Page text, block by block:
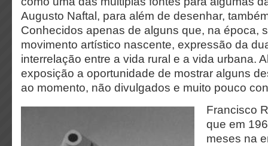
Augusto Naftal, para além de desenhar,
Conhecidos apenas de alguns que, na época,
movimento artístico nascente, expressão da
interrelação entre a vida rural e a vida urbana.
exposição a oportunidade de mostrar alguns
ao momento, não divulgados e muito pouco
Francisco
que em
meses na